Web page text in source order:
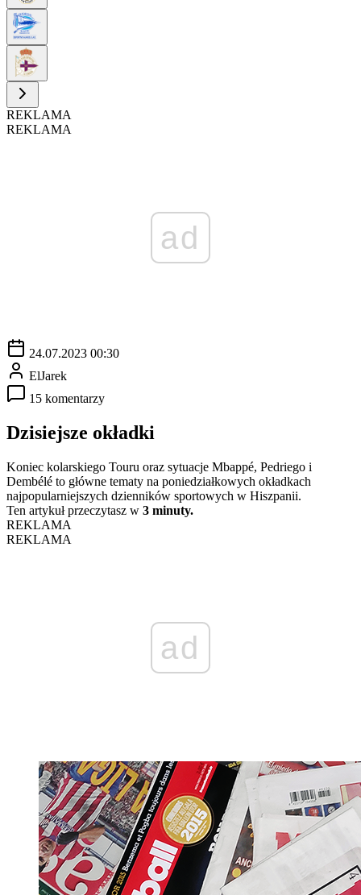
REKLAMA
REKLAMA
ad
24.07.2023 00:30
ElJarek
15 komentarzy
Dzisiejsze okładki
Koniec kolarskiego Touru oraz sytuacje Mbappé, Pedriego i
Dembélé to główne tematy na poniedziałkowych okładkach
najpopularniejszych dzienników sportowych w Hiszpanii.
Ten artykuł przeczytasz w 3 minuty.
REKLAMA
REKLAMA
ad